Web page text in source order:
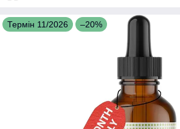
Термін 11/2026 –20%